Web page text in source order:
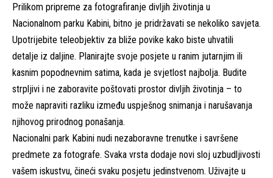
Prilikom pripreme za fotografiranje divljih životinja u
Nacionalnom parku Kabini, bitno je pridržavati se nekoliko savjeta.
Upotrijebite teleobjektiv za bliže povike kako biste uhvatili
detalje iz daljine. Planirajte svoje posjete u ranim jutarnjim ili
kasnim popodnevnim satima, kada je svjetlost najbolja. Budite
strpljivi i ne zaboravite poštovati prostor divljih životinja – to
može napraviti razliku između uspješnog snimanja i narušavanja
njihovog prirodnog ponašanja.
Nacionalni park Kabini nudi nezaboravne trenutke i savršene
predmete za fotografe. Svaka vrsta dodaje novi sloj uzbudljivosti
vašem iskustvu, čineći svaku posjetu jedinstvenom. Uživajte u